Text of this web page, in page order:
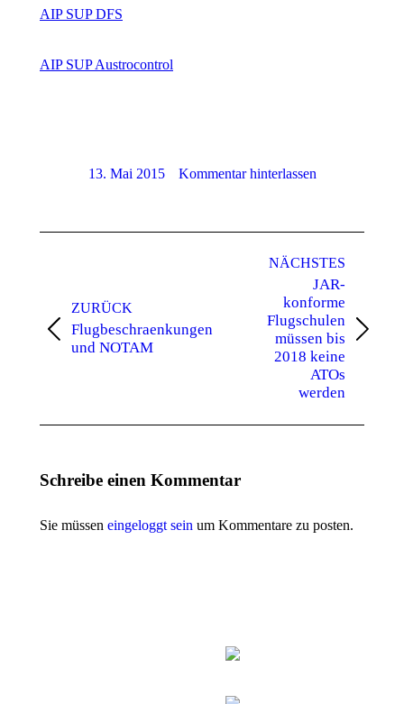
AIP SUP DFS
AIP SUP Austrocontrol
13. Mai 2015 Kommentar hinterlassen
ZURÜCK
Vorheriger
Beitrag:
Flugbeschraenkungen
und NOTAM
NÄCHSTES
Nächster
Beitrag:
JAR-
konforme
Flugschulen
müssen bis
2018 keine
ATOs
werden
Schreibe einen Kommentar
Sie müssen eingeloggt sein um Kommentare zu posten.